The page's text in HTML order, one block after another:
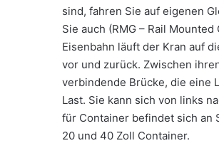
sind, fahren Sie auf eigenen
Sie auch (RMG – Rail
Eisenbahn läuft der Kran auf
vor und zurück. Zwischen
verbindende Brücke, die eine
Last. Sie kann sich von links
für Container befindet sich an
20 und 40 Zoll Container.